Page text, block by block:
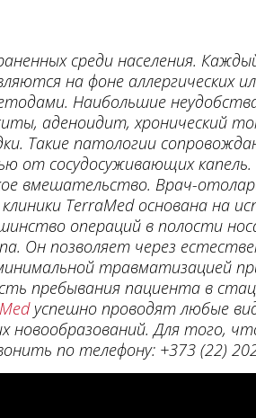
среди населения.
на фоне аллергических
Наибольшие
аденоидит, хронический
Такие патологии
от сосудосуживающих
вмешательство. Врач-
TerraMed основана на
операций в полости
Он позволяет через
травматизацией
пребывания пациента в
успешно проводят любые
новообразований. Для того,
по телефону: +373 (22)